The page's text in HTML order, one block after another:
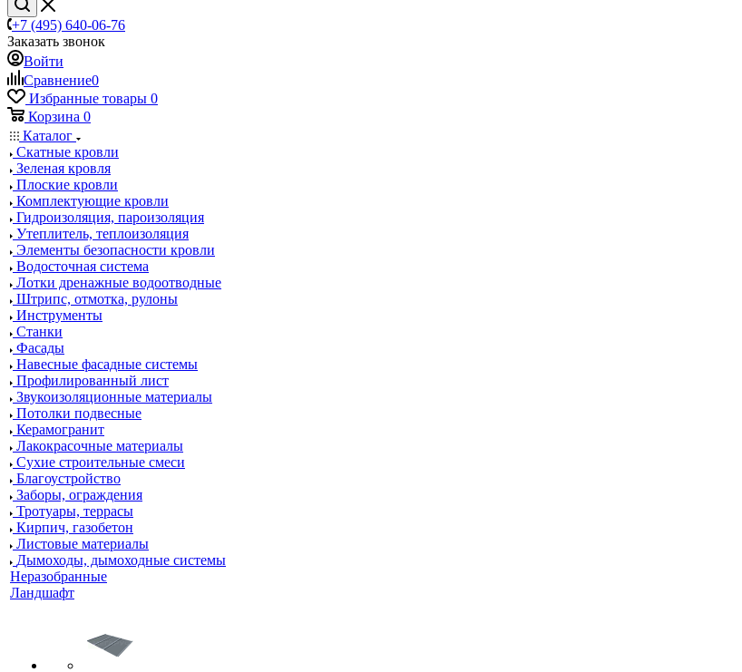
+7 (495) 640-06-76
Заказать звонок
Войти
Сравнение0
Избранные товары 0
Корзина 0
Каталог
Скатные кровли
Зеленая кровля
Плоские кровли
Комплектующие кровли
Гидроизоляция, пароизоляция
Утеплитель, теплоизоляция
Элементы безопасности кровли
Водосточная система
Лотки дренажные водоотводные
Штрипс, отмотка, рулоны
Инструменты
Станки
Фасады
Навесные фасадные системы
Профилированный лист
Звукоизоляционные материалы
Потолки подвесные
Керамогранит
Лакокрасочные материалы
Сухие строительные смеси
Благоустройство
Заборы, ограждения
Тротуары, террасы
Кирпич, газобетон
Листовые материалы
Дымоходы, дымоходные системы
Неразобранные
Ландшафт